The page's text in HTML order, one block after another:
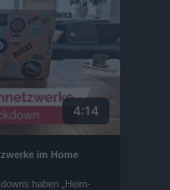
erleichtert die
4:14
im Home
haben „Heim-